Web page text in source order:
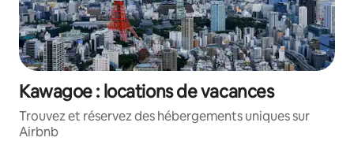
Kawagoe : locations de vacances
Trouvez et réservez des hébergements uniques sur
Airbnb